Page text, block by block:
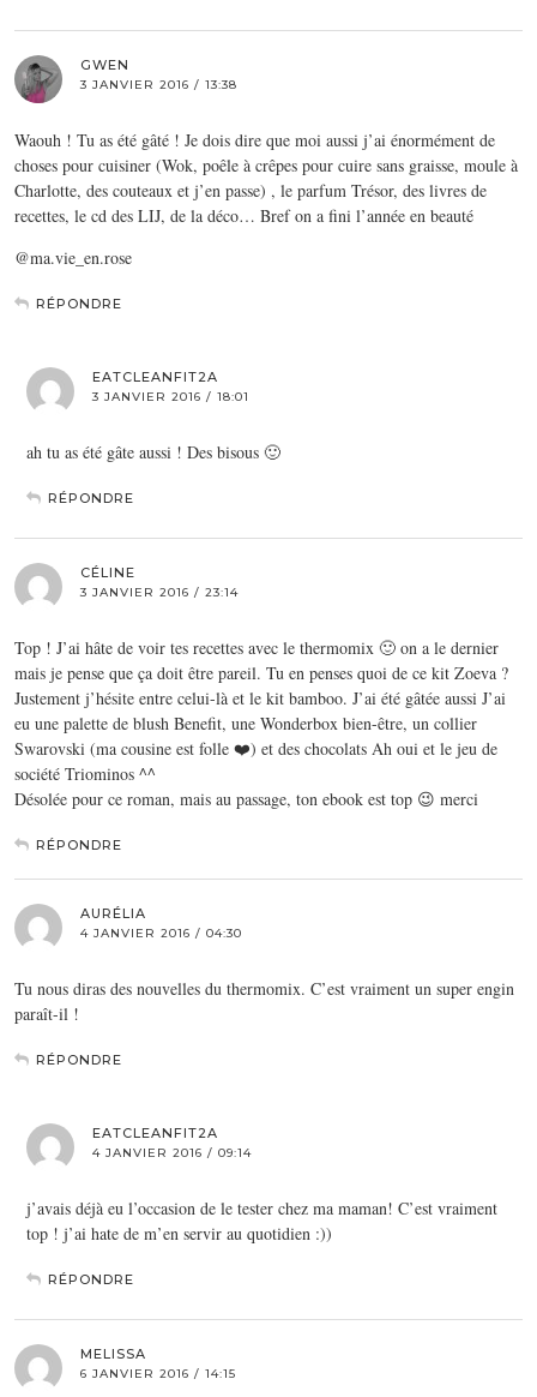
GWEN
3 JANVIER 2016 / 13:38
Waouh ! Tu as été gâté ! Je dois dire que moi aussi j’ai énormément de
choses pour cuisiner (Wok, poêle à crêpes pour cuire sans graisse, moule à
Charlotte, des couteaux et j’en passe) , le parfum Trésor, des livres de
recettes, le cd des LIJ, de la déco… Bref on a fini l’année en beauté
@ma.vie_en.rose
RÉPONDRE
EATCLEANFIT2A
3 JANVIER 2016 / 18:01
ah tu as été gâte aussi ! Des bisous 🙂
RÉPONDRE
CÉLINE
3 JANVIER 2016 / 23:14
Top ! J’ai hâte de voir tes recettes avec le thermomix 🙂 on a le dernier
mais je pense que ça doit être pareil. Tu en penses quoi de ce kit Zoeva ?
Justement j’hésite entre celui-là et le kit bamboo. J’ai été gâtée aussi J’ai
eu une palette de blush Benefit, une Wonderbox bien-être, un collier
Swarovski (ma cousine est folle ❤️) et des chocolats Ah oui et le jeu de
société Triominos ^^
Désolée pour ce roman, mais au passage, ton ebook est top 😉 merci
RÉPONDRE
AURÉLIA
4 JANVIER 2016 / 04:30
Tu nous diras des nouvelles du thermomix. C’est vraiment un super engin
paraît-il !
RÉPONDRE
EATCLEANFIT2A
4 JANVIER 2016 / 09:14
j’avais déjà eu l’occasion de le tester chez ma maman! C’est vraiment
top ! j’ai hate de m’en servir au quotidien :))
RÉPONDRE
MELISSA
6 JANVIER 2016 / 14:15